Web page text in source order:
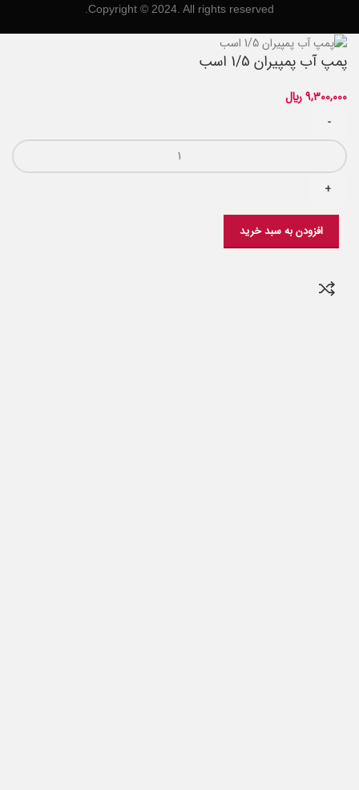
Copyright © 2024. All rights reserved.
پمپ آب پمپیران 1/5 اسب
9,300,000﷼
افزودن به سبد خرید